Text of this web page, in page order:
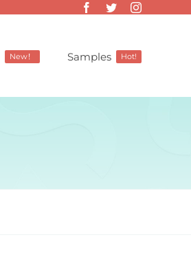
New！ Samples Hot!